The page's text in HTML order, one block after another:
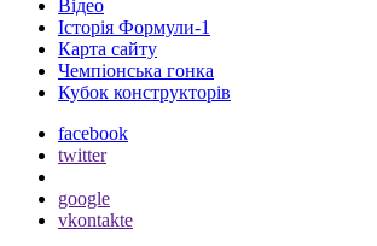
Відео
Історія Формули-1
Карта сайту
Чемпіонська гонка
Кубок конструкторів
facebook
twitter
google
vkontakte